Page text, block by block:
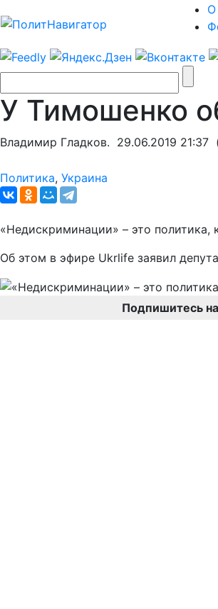
О
У Тимошенко
Владимир Гладков. 29.06.2019 21:37
Политика, Украина
«Недискриминации» – это
Об этом в эфире Ukrlife заявил
Подпишитесь